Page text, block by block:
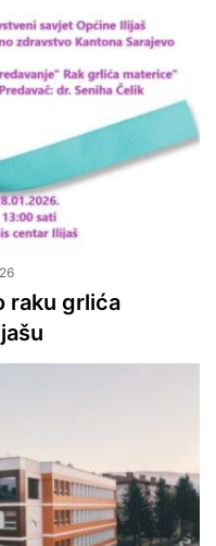
raku grlića